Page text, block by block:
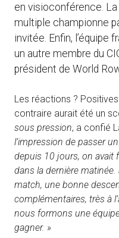
en visioconférence.
multiple championne
invitée. Enfin, l’équipe
un autre membre du
président de World
Les réactions ?
contraire aurait été un
sous pression, a confié
l’impression de passer
depuis 10 jours, on avait
dans la dernière
match, une bonne
complémentaires, très à
nous formons une
gagner. »